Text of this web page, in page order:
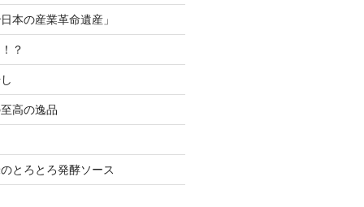
本の産業革命遺産」
？
高の逸品
とろとろ発酵ソース